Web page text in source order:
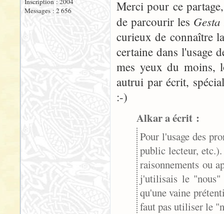
Messages : 2 656
Merci pour ce
de parcourir les
curieux de connaître
certaine dans l'usage
mes yeux du moins,
autrui par écrit,
:-)
Alkar a écrit :
Pour l'usage des
public lecteur,
raisonnements ou
j'utilisais le
qu'une vaine
faut pas utiliser le